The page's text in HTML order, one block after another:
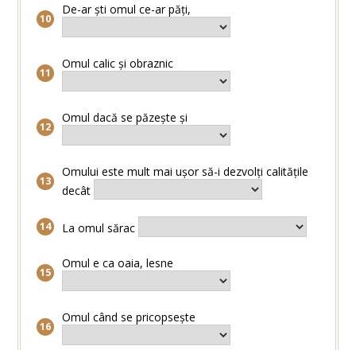
De-ar ști omul ce-ar păți,
Omul calic și obraznic
Omul dacă se păzește și
Omului este mult mai ușor să-i dezvolți calitățile
decât
La omul sărac
Omul e ca oaia, lesne
Omul când se pricopsește